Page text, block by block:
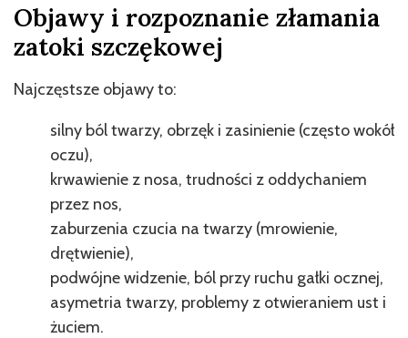
Objawy i rozpoznanie złamania
zatoki szczękowej
Najczęstsze objawy to:
silny ból twarzy, obrzęk i zasinienie (często wokół
oczu),
krwawienie z nosa, trudności z oddychaniem
przez nos,
zaburzenia czucia na twarzy (mrowienie,
drętwienie),
podwójne widzenie, ból przy ruchu gałki ocznej,
asymetria twarzy, problemy z otwieraniem ust i
żuciem.